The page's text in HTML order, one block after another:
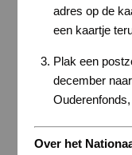
adres op de
een kaartje
Plak een
december
Over het